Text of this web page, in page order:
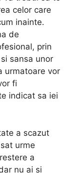
celor care
inainte.
de
prin
sansa unor
urmatoare vor
fi
indicat sa iei
a scazut
urme
a
nu ai si